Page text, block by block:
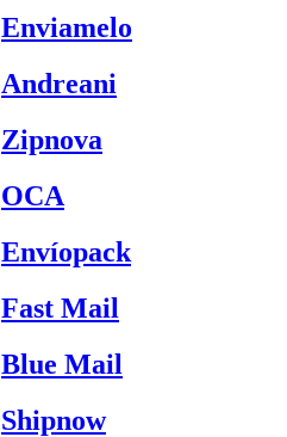
Enviamelo
Andreani
Zipnova
OCA
Envíopack
Fast Mail
Blue Mail
Shipnow